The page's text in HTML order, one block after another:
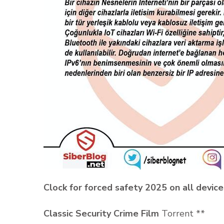
Clock for forced safety 2025 on all
Classic Security Crime Film Torrent **